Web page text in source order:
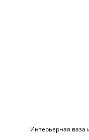
Интерьерная ваза